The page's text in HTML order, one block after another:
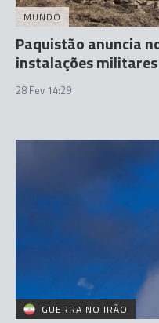
MUNDO
Paquistão anuncia
instalações
28 Fev 14:29
GUERRA NO IRÃO